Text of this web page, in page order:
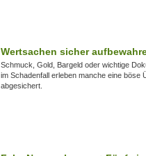
Wertsachen sicher
Schmuck, Gold, Bargeld oder wichtige
im Schadenfall erleben manche eine
abgesichert.